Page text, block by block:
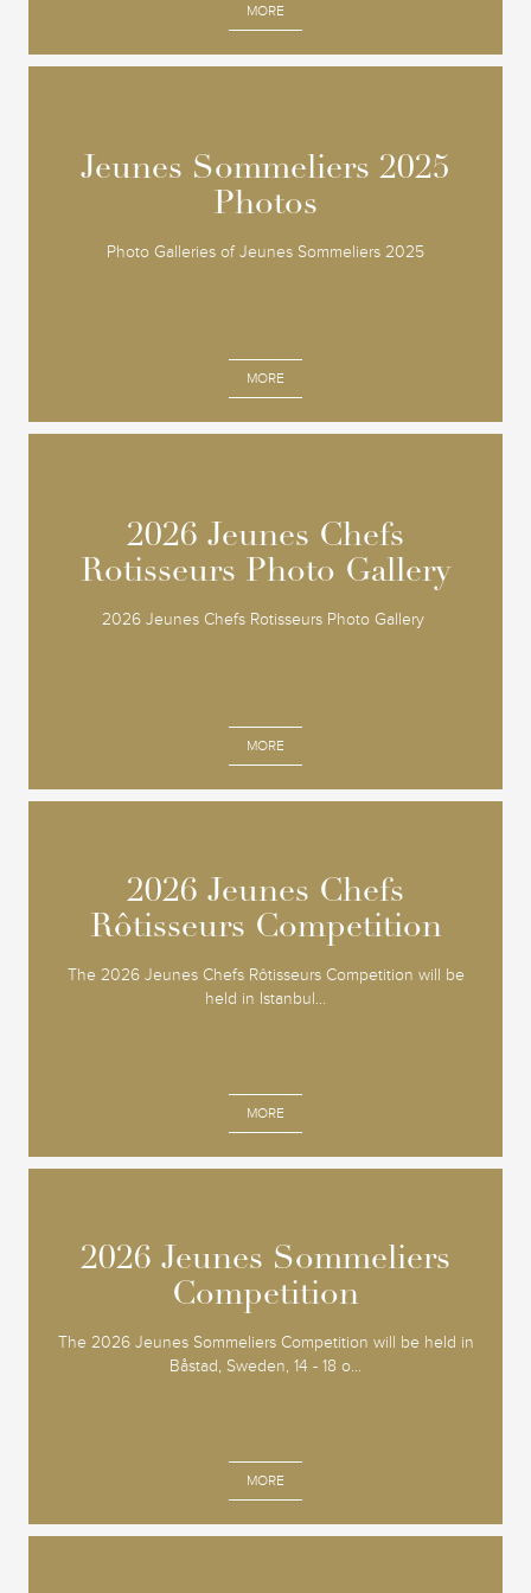
MORE
Jeunes Sommeliers 2025
Photos
Photo Galleries of Jeunes Sommeliers 2025
MORE
Jeunes Sommeliers 2025
Photos
2026 Jeunes Chefs
Rotisseurs Photo Gallery
2026 Jeunes Chefs Rotisseurs Photo Gallery
MORE
2026 Jeunes Chefs
Rotisseurs Photo Gallery
2026 Jeunes Chefs
Rôtisseurs Competition
The 2026 Jeunes Chefs Rôtisseurs Competition will be
held in Istanbul...
MORE
2026 Jeunes Chefs
Rôtisseurs Competition
2026 Jeunes Sommeliers
Competition
The 2026 Jeunes Sommeliers Competition will be held in
Båstad, Sweden, 14 - 18 o...
MORE
2026 Jeunes Sommeliers
Competition